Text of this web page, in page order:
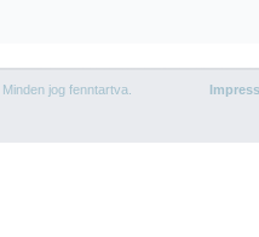
jog fenntartva.